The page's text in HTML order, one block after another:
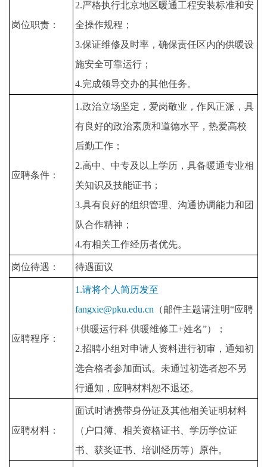
岗位职责：
2.严格执行北京地区暖通工程安装标准和安
全操作规程；
3.保证维修及时率，确保责任区内的供暖设
施安全可靠运行；
4.完成领导交办的其他任务。
应聘条件：
1.政治立场坚定，爱岗敬业，作风正派，具
有良好的政治素质和道德水平，热爱高校
后勤工作；
2.高中、中专及以上学历，具备暖通专业相
关知识及技能证书；
3.具有良好的组织管理、沟通协调能力和团
队合作精神；
4.有相关工作经历者优先。
岗位待遇： 待遇面议
应聘程序：
1.请将个人简历发至
fangxie@pku.edu.cn （邮件主题请注明“应聘
+供暖运行科 供暖维修工+姓名”）；
2.招聘小组对申请人资料进行初审，通知初
选合格者参加面试。未通过初选者恕不另
行通知，应聘材料恕不退还。
应聘材料：
面试时请携带身份证及其他相关证明材料
（户口簿、相关资格证书、学历学位证
书、获奖证书、培训经历等）原件。